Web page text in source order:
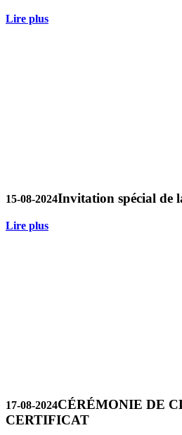
Lire plus
15-08-2024Invitation spécial de
Lire plus
17-08-2024CÉRÉMONIE DE
CERTIFICAT